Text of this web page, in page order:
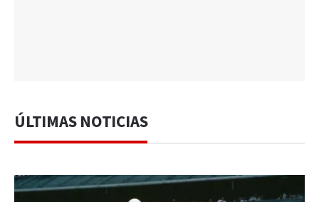
ÚLTIMAS NOTICIAS